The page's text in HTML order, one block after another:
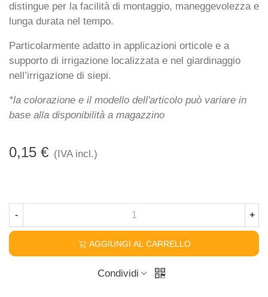
distingue per la facilità di montaggio, maneggevolezza e
lunga durata nel tempo.
Particolarmente adatto in applicazioni orticole e a
supporto di irrigazione localizzata e nel giardinaggio
nell’irrigazione di siepi.
*la colorazione e il modello dell'articolo può variare in
base alla disponibilità a magazzino
0,15 € (IVA incl.)
- +
AGGIUNGI AL CARRELLO
Condividi